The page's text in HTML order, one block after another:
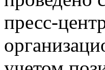
пресс-